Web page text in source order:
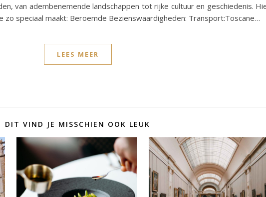
van adembenemende landschappen tot rijke cultuur en geschiedenis.
zo speciaal maakt: Beroemde Bezienswaardigheden: Transport:Toscane…
LEES MEER
DIT VIND JE MISSCHIEN OOK LEUK